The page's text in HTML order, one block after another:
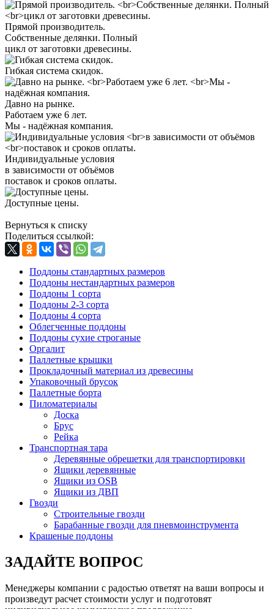
Прямой производитель.
Собственные делянки. Полный
цикл от заготовки древесины.
Гибкая система скидок.
Давно на рынке.
Работаем уже 6 лет.
Мы - надёжная компания.
Индивидуальные условия
в зависимости от объёмов
поставок и сроков оплаты.
Доступные цены.
Вернуться к списку
Поделиться ссылкой:
Поддоны стандартных размеров
Поддоны нестандартных размеров
Поддоны 1 сорта
Поддоны 2-3 сорта
Поддоны 4 сорта
Облегченные поддоны
Поддоны сухие строганые
Оргалит
Паллетные крышки
Прокладочный материал из древесины
Упаковочный брусок
Паллетные борта
Пиломатериалы
Доска
Брус
Рейка
Транспортная тара
Деревянные обрешетки для транспортировки
Ящики деревянные
Ящики из OSB
Ящики из ДВП
Гвозди
Строительные гвозди
Барабанные гвозди для пневмоинструмента
Крашеные поддоны
ЗАДАЙТЕ ВОПРОС
Менеджеры компании с радостью ответят на ваши вопросы и
произведут расчет стоимости услуг и подготовят